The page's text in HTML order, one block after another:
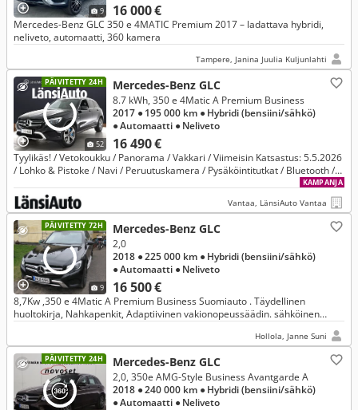
9 16 000 €
Mercedes-Benz GLC 350 e 4MATIC Premium 2017 – ladattava hybridi,
neliveto, automaatti, 360 kamera
Tampere, Janina Juulia Kuljunlahti
PÄIVITETTY 24H
52
Mercedes-Benz GLC
16 490 €
8.7 kWh, 350 e 4Matic A Premium Business
2017 ● 195 000 km ● Hybridi (bensiini/sähkö)
● Automaatti ● Neliveto
Tyylikäs! / Vetokoukku / Panorama / Vakkari / Viimeisin Katsastus: 5.5.2026
/ Lohko & Pistoke / Navi / Peruutuskamera / Pysäköintitutkat / Bluetooth /
KAMPANJA
Vantaa, LänsiAuto Vantaa
PÄIVITETTY 72H
9
Mercedes-Benz GLC
16 500 €
2,0
2018 ● 225 000 km ● Hybridi (bensiini/sähkö)
● Automaatti ● Neliveto
8,7Kw ,350 e 4Matic A Premium Business Suomiauto . Täydellinen
huoltokirja, Nahkapenkit, Adaptiivinen vakionopeussäädin. sähköinen
Hollola, Janne Suni
PÄIVITETTY 24H Mercedes-Benz GLC
2,0, 350e AMG-Style Business Avantgarde A
2018 ● 240 000 km ● Hybridi (bensiini/sähkö)
● Automaatti ● Neliveto